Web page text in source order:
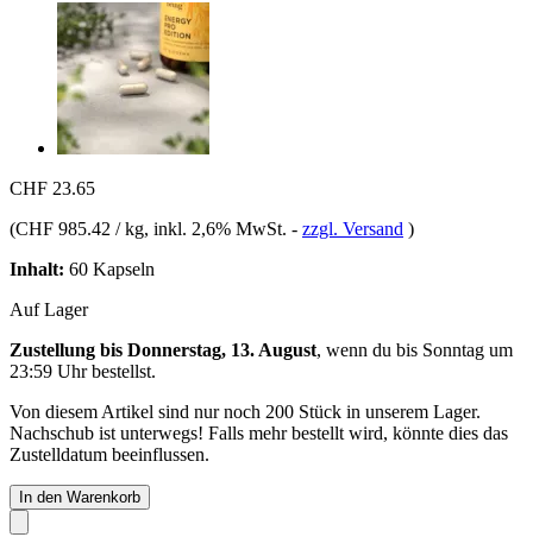
CHF 23.65
(CHF 985.42 / kg, inkl. 2,6% MwSt. - zzgl. Versand )
Inhalt: 60 Kapseln
Auf Lager
Zustellung bis Donnerstag, 13. August, wenn du bis Sonntag um
23:59 Uhrbestellst.
Von diesem Artikel sind nur noch 200 Stück in unserem Lager.
Nachschub ist unterwegs! Falls mehr bestellt wird, könnte dies das
Zustelldatum beeinflussen.
In den Warenkorb